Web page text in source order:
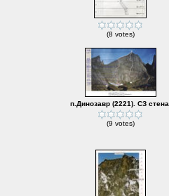
(8 votes)
п.Динозавр (2221). СЗ
(9 votes)